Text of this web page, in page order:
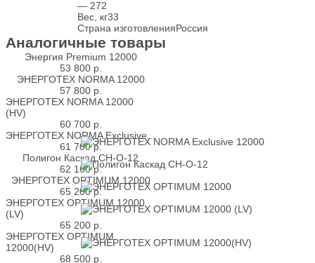
— 272
Вес, кг33
Страна изготовленияРоссия
Аналогичные товары
Энергия Premium 12000
53 800 р.
ЭНЕРГОТЕХ NORMA 12000
57 800 р.
ЭНЕРГОТЕХ NORMA 12000
(HV)
60 700 р.
ЭНЕРГОТЕХ NORMA Exclusive...
61 700р.
Полигон Каскад СН-О-12
62 160р.
ЭНЕРГОТЕХ OPTIMUM 12000
65 200р.
ЭНЕРГОТЕХ OPTIMUM 12000
(LV)
65 200 р.
ЭНЕРГОТЕХ OPTIMUM
12000(HV)
68 500 р.